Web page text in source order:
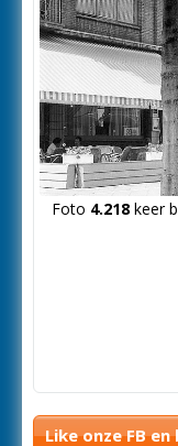
Foto 4.218keer
Like onze FB